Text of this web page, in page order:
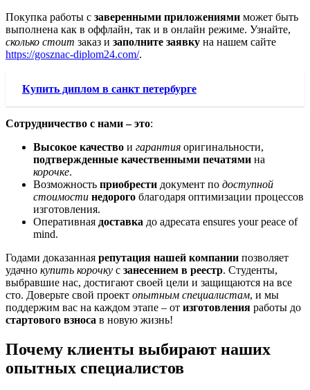
Покупка работы с заверенными приложениями может быть
выполнена как в оффлайн, так и в онлайн режиме. Узнайте,
сколько стоит заказ и заполните заявку на нашем сайте
https://gosznac-diplom24.com/.
Купить диплом в санкт петербурге
Сотрудничество с нами – это:
Высокое качество и гарантия оригинальности,
подтвержденные качественными печатями на
корочке.
Возможность приобрести документ по доступной
стоимости недорого благодаря оптимизации процессов
изготовления.
Оперативная доставка до адресата ensures your peace of
mind.
Годами доказанная репутация нашей компании позволяет
удачно купить корочку с занесением в реестр. Студенты,
выбравшие нас, достигают своей цели и защищаются на все
сто. Доверьте свой проект опытным специалистам, и мы
поддержим вас на каждом этапе – от изготовления работы до
стартового взноса в новую жизнь!
Почему клиенты выбирают наших
опытных специалистов